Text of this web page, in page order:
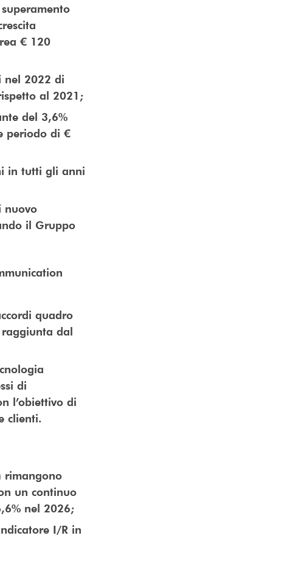
€ 120
nel 2022 di
al 2021;
del 3,6%
periodo di €
in tutti gli anni
nuovo
il Gruppo
quadro
dal
di
l’obiettivo di
clienti.
rimangono
un continuo
nel 2026;
I/R in